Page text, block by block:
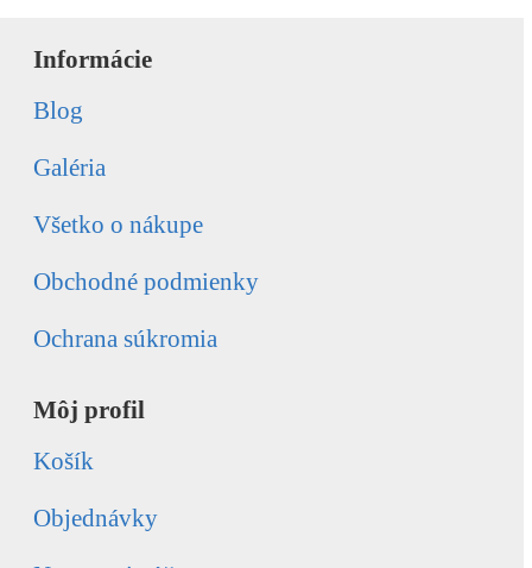
Informácie
Blog
Galéria
Všetko o nákupe
Obchodné podmienky
Ochrana súkromia
Môj profil
Košík
Objednávky